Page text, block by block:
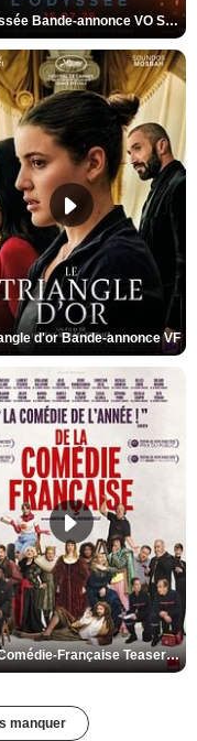
L'Odyssée Bande-annonce VO STFR
d'or Bande-annonce VF
De la Comédie-Française Teaser VF
manquer